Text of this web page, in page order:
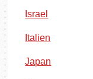
Israel
Italien
Japan